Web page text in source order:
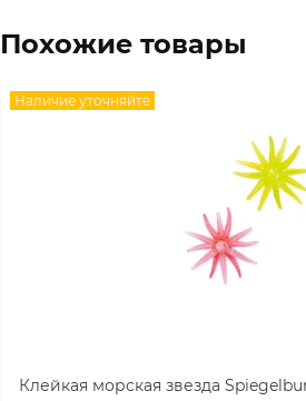
Похожие товары
Наличие уточняйте
Клейкая морская звезда